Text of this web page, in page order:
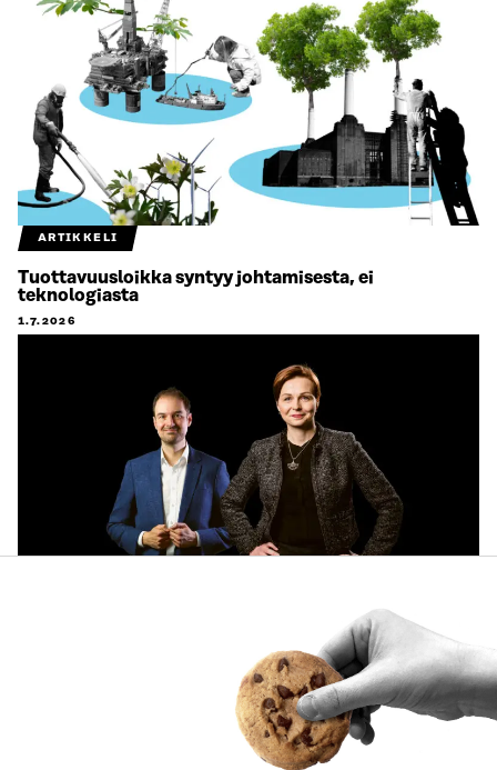
ARTIKKELI
Tuottavuusloikka syntyy johtamisesta, ei
teknologiasta
1.7.2026
Käyttäjien tarpeet keskiöön ja käytännön pilotteja –
Muistio esittää 10 suositusta ekosysteemitilinpidon